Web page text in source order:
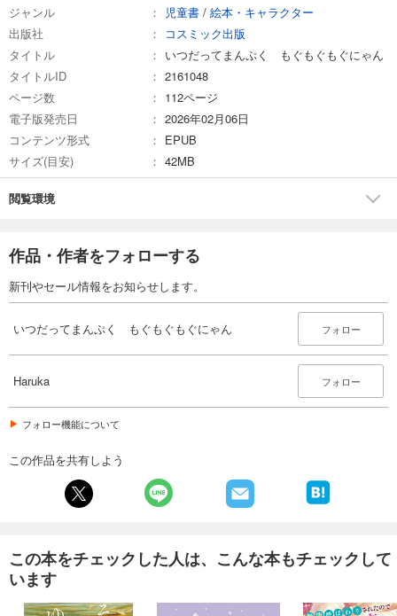
ジャンル
児童書 / 絵本・キャラクター
出版社
コスミック出版
タイトル
いつだってまんぷく もぐもぐもぐにゃん
タイトルID
2161048
ページ数
112ページ
電子版発売日
2026年02月06日
コンテンツ形式
EPUB
サイズ(目安)
42MB
閲覧環境
作品・作者をフォローする
新刊やセール情報をお知らせします。
いつだってまんぷく もぐもぐもぐにゃん フォロー
Haruka フォロー
フォロー機能について
この作品を共有しよう
この本をチェックした人は、こんな本もチェックして
います